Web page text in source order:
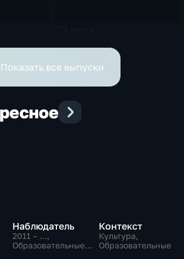
Показать все выпуски
Наблюдатель
2011 – …,
Образовательные,
Контекст
Культура,
Образовательные